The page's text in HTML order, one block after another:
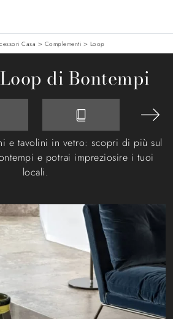
Casa > Complementi > Loop
di Bontempi
e tavolini in vetro: scopri di più sul
e potrai impreziosire i tuoi
locali.